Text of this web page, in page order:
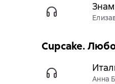
Cupcake.
Анна